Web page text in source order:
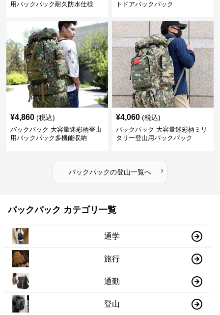
用バックパック耐久防水仕様
トドアバックパック
¥4,860 (税込)
バックパック 大容量迷彩柄登山
用バックパック多機能収納
¥4,060 (税込)
バックパック 大容量迷彩柄ミリ
タリー登山用バックパック
バックパックの登山一覧へ ›
バックパック カテゴリ一覧
通学
旅行
通勤
登山